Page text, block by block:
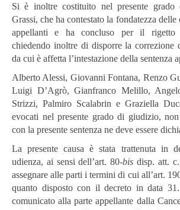
Si è inoltre costituito nel presente grado
Grassi, che ha contestato la fondatezza delle
appellanti e ha concluso per il rigetto
chiedendo inoltre di disporre la correzione
da cui è affetta l’intestazione della sentenza
Alberto Alessi, Giovanni Fontana, Renzo
Luigi D’Agrò, Gianfranco Melillo,
Strizzi, Palmiro Scalabrin e Graziella
evocati nel presente grado di giudizio,
con la presente sentenza ne deve essere
La presente causa è stata trattenuta in
udienza, ai sensi dell’art. 80-bisdisp. att.
assegnare alle parti i termini di cui all’art.
quanto disposto con il decreto in data
comunicato alla parte appellante dalla